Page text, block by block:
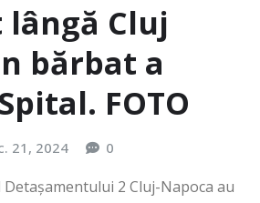
Cluj
bărbat a
FOTO
21, 2024 0
2 Cluj-Napoca au